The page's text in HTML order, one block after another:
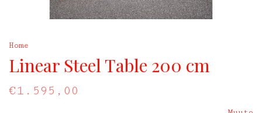
Home
Linear Steel Table 200 cm
€1.595,00